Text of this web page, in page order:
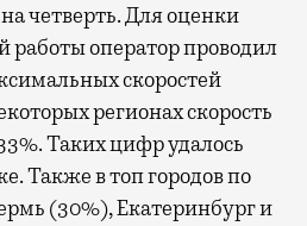
четверть. Для оценки
работы оператор проводил
скоростей
регионах скорость
Таких цифр удалось
Также в топ городов по
(30%), Екатеринбург и